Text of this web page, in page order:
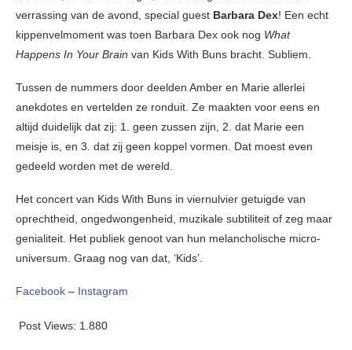
verrassing van de avond, special guest Barbara Dex! Een echt
kippenvelmoment was toen Barbara Dex ook nog What
Happens In Your Brain van Kids With Buns bracht. Subliem.
Tussen de nummers door deelden Amber en Marie allerlei
anekdotes en vertelden ze ronduit. Ze maakten voor eens en
altijd duidelijk dat zij: 1. geen zussen zijn, 2. dat Marie een
meisje is, en 3. dat zij geen koppel vormen. Dat moest even
gedeeld worden met de wereld.
Het concert van Kids With Buns in viernulvier getuigde van
oprechtheid, ongedwongenheid, muzikale subtiliteit of zeg maar
genialiteit. Het publiek genoot van hun melancholische micro-
universum. Graag nog van dat, ‘Kids’.
Facebook – Instagram
Post Views: 1.880